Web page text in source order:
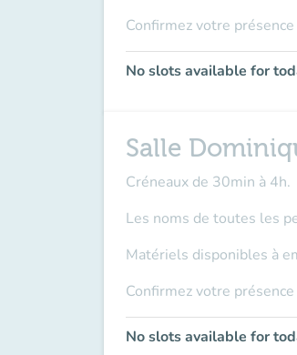
Confirmez votre
No slots available for
Salle
Créneaux de 30min à 4h.
Les noms de toutes les
Matériels disponibles à
Confirmez votre
No slots available for